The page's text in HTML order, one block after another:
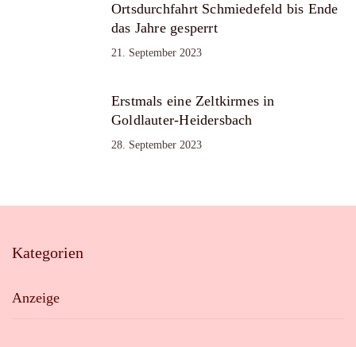
Ortsdurchfahrt Schmiedefeld bis Ende
das Jahre gesperrt
21. September 2023
Erstmals eine Zeltkirmes in
Goldlauter-Heidersbach
28. September 2023
Kategorien
Anzeige